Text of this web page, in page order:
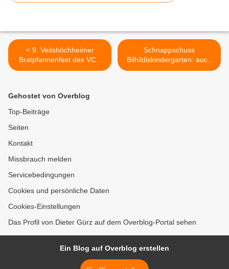
< 9. Veitshöchheimer
Bratpfannenfest des VCC
kam bisher trotz tropischer
Schnappschuss
Bilhildiskindergarten: auch
in Windeln macht das
Gehostet von Overblog
Top-Beiträge
Seiten
Kontakt
Missbrauch melden
Servicebedingungen
Cookies und persönliche Daten
Cookies-Einstellungen
Das Profil von Dieter Gürz auf dem Overblog-Portal sehen
Ein Blog auf Overblog erstellen